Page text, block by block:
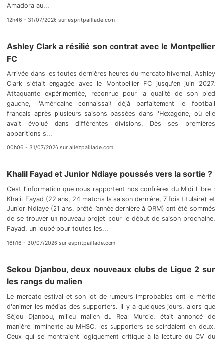
Amadora au...
12h46 - 31/07/2026 sur espritpaillade.com
Ashley Clark a résilié son contrat avec le Montpellier
FC
Arrivée dans les toutes dernières heures du mercato hivernal, Ashley
Clark s'était engagée avec le Montpellier FC jusqu'en juin 2027.
Attaquante expérimentée, reconnue pour la qualité de son pied
gauche, l'Américaine connaissait déjà parfaitement le football
français après plusieurs saisons passées dans l'Hexagone, où elle
avait évolué dans différentes divisions. Dès ses premières
apparitions s...
00h06 - 31/07/2026 sur allezpaillade.com
Khalil Fayad et Junior Ndiaye poussés vers la sortie ?
C’est l’information que nous rapportent nos confrères du Midi Libre :
Khalil Fayad (22 ans, 24 matchs la saison dernière, 7 fois titulaire) et
Junior Ndiaye (21 ans, prêté l’année dernière à QRM) ont été sommés
de se trouver un nouveau projet pour le début de saison prochaine.
Fayad, un loupé pour toutes les...
16h16 - 30/07/2026 sur espritpaillade.com
Sekou Djanbou, deux nouveaux clubs de Ligue 2 sur
les rangs du malien
Le mercato estival et son lot de rumeurs improbables ont le mérite
d'animer les médias des supporters. Il y a quelques jours, alors que
Séjou Djanbou, milieu malien du Real Murcie, était annoncé de
manière imminente au MHSC, les supporters se scindaient en deux.
Ceux qui se montraient logiquement critique à la lecture du CV du